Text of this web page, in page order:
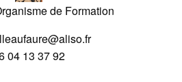
de Formation
04 13 37 92